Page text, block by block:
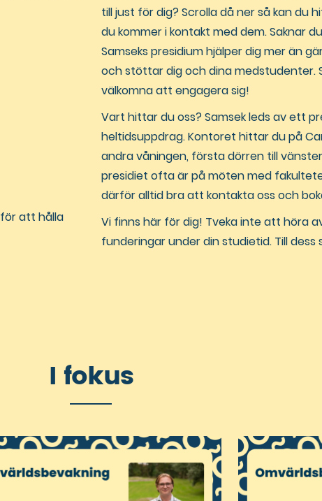
för att hålla
till just för dig? Scrolla då ner så kan du
du kommer i kontakt med dem. Saknar
Samseks presidium hjälper dig mer än
och stöttar dig och dina medstudenter.
välkomna att engagera sig!
Vart hittar du oss? Samsek leds av ett
heltidsuppdrag. Kontoret hittar du på
andra våningen, första dörren till
presidiet ofta är på möten med
därför alltid bra att kontakta oss och
Vi finns här för dig! Tveka inte att höra
funderingar under din studietid. Till dess
I fokus